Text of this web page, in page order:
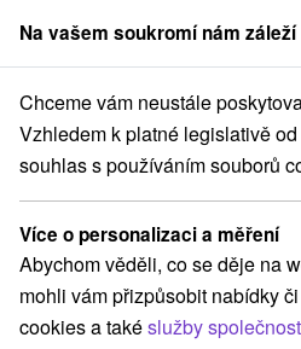
člen skupinySorger
Atrakce na Slovensku
Atrakce s dětmi v
Kategorie
Všechny kategorie
Kaštiele(1)
Laserarény a paintball(3)
Na vašem soukromí nám záleží
Chceme vám neustále
Vzhledem k platné legislativě
souhlas s používáním souborů
Více o personalizaci a měření
Abychom věděli, co se děje na
mohli vám přizpůsobit nabídky
cookies a takéslužby